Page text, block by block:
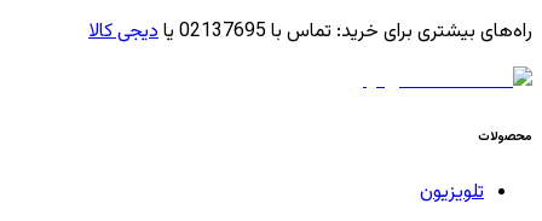
راه‌های بیشتری برای خرید: تماس با 02137695 یا دیجی کالا
محصولات
تلویزیون